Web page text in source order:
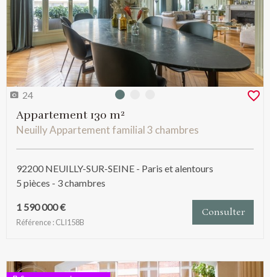
24 Photo 0
Appartement 130 m²
Neuilly Appartement familial 3 chambres
92200 NEUILLY-SUR-SEINE - Paris et alentours
5 pièces - 3 chambres
1 590 000 €
Référence : CLI158B
Consulter